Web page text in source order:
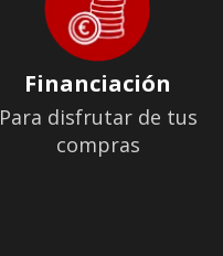
Financiación
Para disfrutar de tus
compras